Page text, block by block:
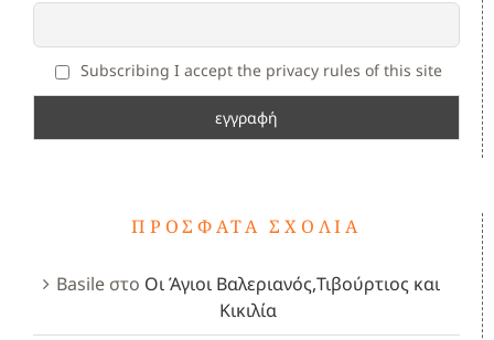
Subscribing I accept the privacy rules of this site
ΠΡΌΣΦΑΤΑ ΣΧΌΛΙΑ
Basileστο Οι Άγιοι Βαλεριανός,Τιβούρτιος και
Κικιλία